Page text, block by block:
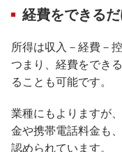
経費をできる
所得は収入－経費－
つまり、経費をでき
ることも可能です。
業種にもよりますが
金や携帯電話料金も
認められています。